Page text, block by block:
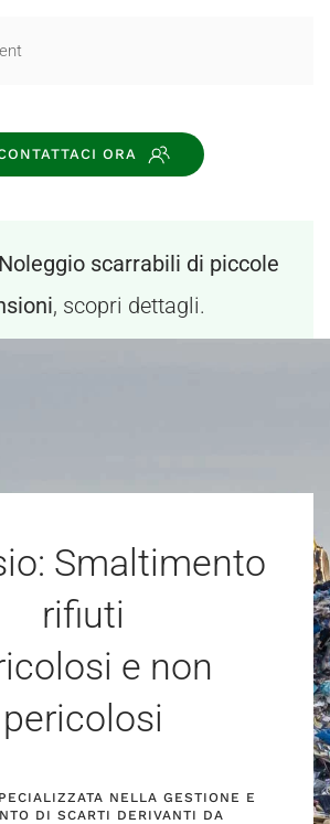
ORA
Noleggio scarrabili di piccole
, scopri dettagli.
Smaltimento
rifiuti
e non
pericolosi
NELLA GESTIONE E
DI SCARTI DERIVANTI DA